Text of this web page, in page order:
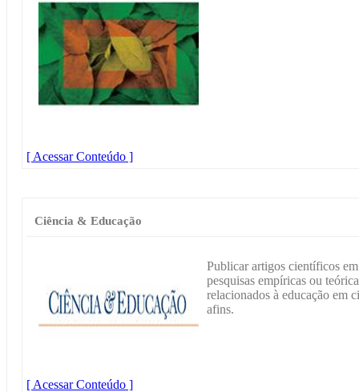
[ Acessar Conteúdo ]
Ciência & Educação
Publicar artigos científicos
pesquisas empíricas ou
relacionados à educação em
afins.
[ Acessar Conteúdo ]